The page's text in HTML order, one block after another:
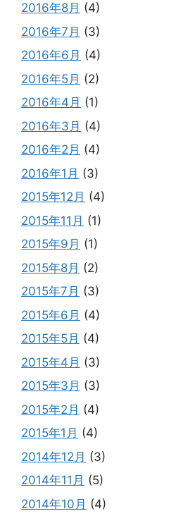
2016年8月 (4)
2016年7月 (3)
2016年6月 (4)
2016年5月 (2)
2016年4月 (1)
2016年3月 (4)
2016年2月 (4)
2016年1月 (3)
2015年12月 (4)
2015年11月 (1)
2015年9月 (1)
2015年8月 (2)
2015年7月 (3)
2015年6月 (4)
2015年5月 (4)
2015年4月 (3)
2015年3月 (3)
2015年2月 (4)
2015年1月 (4)
2014年12月 (3)
2014年11月 (5)
2014年10月 (4)